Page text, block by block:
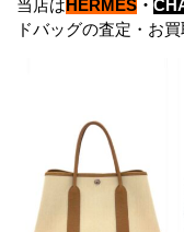
当店はHERMES ・
ドバッグの査定・お